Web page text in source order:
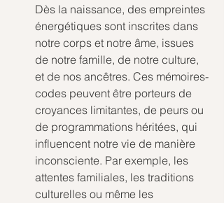
Dès la naissance, des empreintes
énergétiques sont inscrites dans
notre corps et notre âme, issues
de notre famille, de notre culture,
et de nos ancêtres. Ces mémoires-
codes peuvent être porteurs de
croyances limitantes, de peurs ou
de programmations héritées, qui
influencent notre vie de manière
inconsciente. Par exemple, les
attentes familiales, les traditions
culturelles ou même les